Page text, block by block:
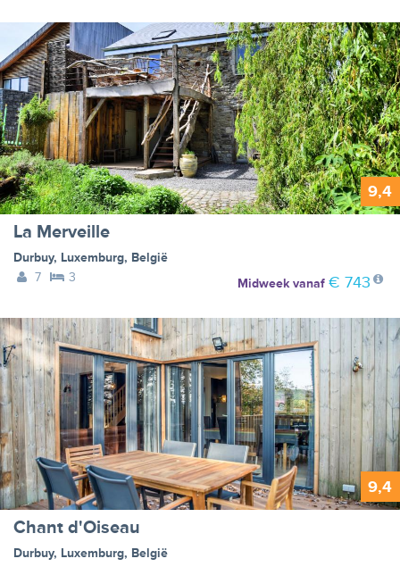
9,4
La Merveille
Durbuy, Luxemburg, België
7
3 Midweekvanaf € 743
9,4
Chant d'Oiseau
Durbuy, Luxemburg, België